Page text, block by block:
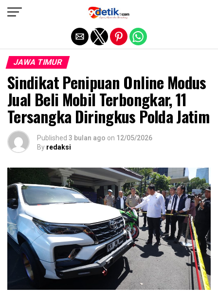
JAWA TIMUR
Sindikat Penipuan Online Modus
Jual Beli Mobil Terbongkar, 11
Tersangka Diringkus Polda Jatim
Published 3 bulan ago on 12/05/2026
By redaksi
Exit mobile version